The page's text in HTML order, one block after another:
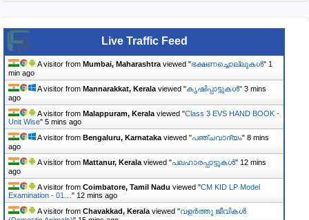
Live Traffic Feed
A visitor from Mumbai, Maharashtra viewed "ഭക്ഷണച്ചൊല്ലുകൾ" 1
min ago
A visitor from Mannarakkat, Kerala viewed "ക‍ൃഷിപ്പാട്ട‍ുകൾ" 3 mins
ago
A visitor from Malappuram, Kerala viewed "Class 3 EVS HAND BOOK -
Unit Wise" 5 mins ago
A visitor from Bengaluru, Karnataka viewed "പഞ്ചവാദ്യം" 8 mins
ago
A visitor from Mattanur, Kerala viewed "പലഹാരപ്പാട്ടുകൾ" 12 mins
ago
A visitor from Coimbatore, Tamil Nadu viewed "CM KID LP Model
Examination - 01… " 12 mins ago
A visitor from Chavakkad, Kerala viewed "വളർത്തു ജീവികൾ